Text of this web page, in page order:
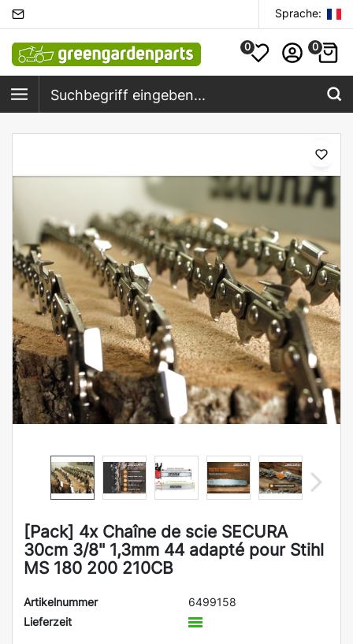
Sprache:
0 0
[Pack] 4x Chaîne de scie SECURA
30cm 3/8" 1,3mm 44 adapté pour Stihl
MS 180 200 210CB
Artikelnummer
6499158
Lieferzeit